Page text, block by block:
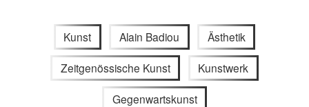
Kunst Alain Badiou Ästhetik
Zeitgenössische Kunst Kunstwerk
Gegenwartskunst